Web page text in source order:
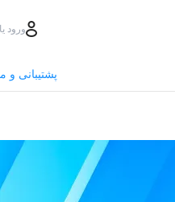
ورود
پشتیبانی و